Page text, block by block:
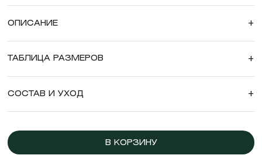
ОПИСАНИЕ +
ТАБЛИЦА РАЗМЕРОВ +
СОСТАВ И УХОД +
В КОРЗИНУ